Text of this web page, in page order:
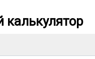
калькулятор